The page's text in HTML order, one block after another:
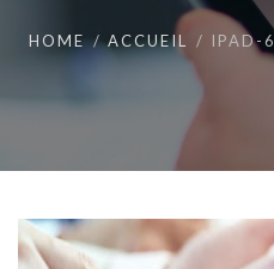
HOME ACCUEIL IPAD-6